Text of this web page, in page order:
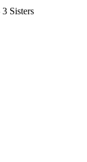
Sisters